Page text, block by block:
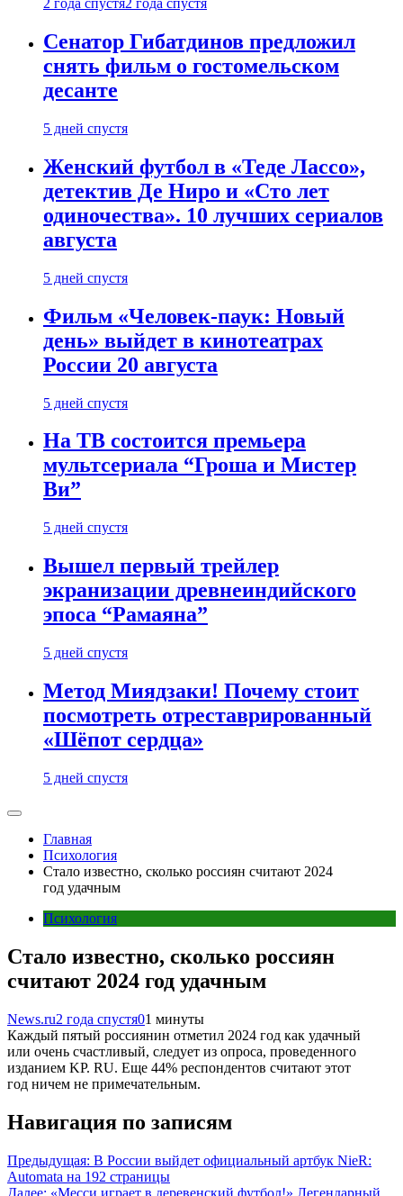
2 года спустя2 года спустя
Сенатор Гибатдинов предложил
снять фильм о гостомельском
десанте
5 дней спустя
Женский футбол в «Теде Лассо»,
детектив Де Ниро и «Сто лет
одиночества». 10 лучших сериалов
августа
5 дней спустя
Фильм «Человек-паук: Новый
день» выйдет в кинотеатрах
России 20 августа
5 дней спустя
На ТВ состоится премьера
мультсериала “Гроша и Мистер
Ви”
5 дней спустя
Вышел первый трейлер
экранизации древнеиндийского
эпоса “Рамаяна”
5 дней спустя
Метод Миядзаки! Почему стоит
посмотреть отреставрированный
«Шёпот сердца»
5 дней спустя
Главная
Психология
Стало известно, сколько россиян считают 2024
год удачным
Психология
Стало известно, сколько россиян
считают 2024 год удачным
News.ru2 года спустя01 минуты
Каждый пятый россиянин отметил 2024 год как удачный
или очень счастливый, следует из опроса, проведенного
изданием KP. RU. Еще 44% респондентов считают этот
год ничем не примечательным.
Навигация по записям
Предыдущая: В России выйдет официальный артбук NieR:
Automata на 192 страницы
Далее: «Месси играет в деревенский футбол!» Легендарный